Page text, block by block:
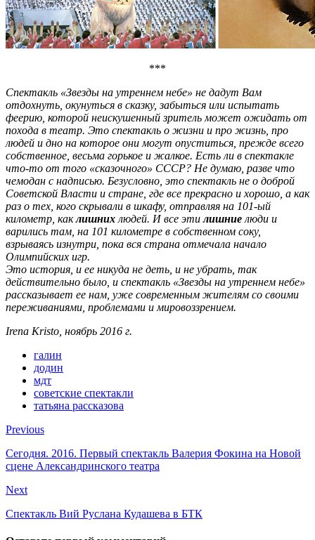
***
Спектакль «Звезды на утреннем небе» не дадут Вам
отдохнуть, окунуться в сказку, забыться или испытать
феерию, которой неискушенный зритель может ожидать от
похода в театр. Это спектакль о жизни и про жизнь, про
людей и дно на которое они могут опуститься, прежде всего
собственное, весьма горькое и жалкое. Есть ли в спектакле
что-то от того «сказочного» СССР? Не думаю, разве что
чемодан с надписью. Безусловно, это спектакль не о доброй
Советской Власти и стране, где все прекрасно и хорошо, а как
раз о тех, кого скрывали в шкафу, отправляя на 101-ый
километр, каклишних людей. И все этилишние люди и
варились там, на 101 километре в собственном соку,
взрываясь изнутри, пока вся страна отмечала начало
Олимпийских игр.
Это история, и ее никуда не деть, и не убрать, так
действительно было, и спектакль «Звезды на утреннем небе»
рассказывает ее нам, уже современным жителям со своими
переживаниями, проблемами и мировоззрением.
Irena Kristo, ноябрь 2016 г.
галин
додин
мдт
советские спектакли
татьяна рассказова
Previous
Сегодня. 2016. Первый спектакль Валерия Фокина на Новой
сцене Александринского театра
Next
Спектакль Вий Руслана Кудашева в БТК